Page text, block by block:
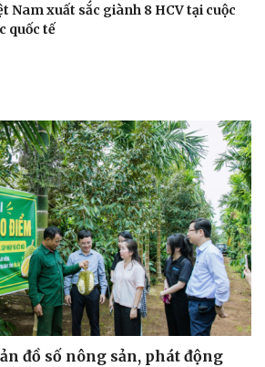
Podcast
Câu chuyện thời sự
Đọc truyện đêm khuya
Cửa sổ tình yêu
Kể chuyện cho bé
Hạt giống tâm hồn
Nam xuất sắc giành 8 HCV tại cuộc
quốc tế
đồ số nông sản, phát động